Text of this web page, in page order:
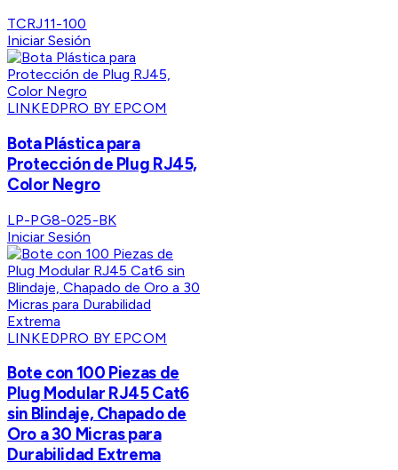
TCRJ11-100
Iniciar Sesión
LINKEDPRO BY EPCOM
Bota Plástica para
Protección de Plug RJ45,
Color Negro
LP-PG8-025-BK
Iniciar Sesión
LINKEDPRO BY EPCOM
Bote con 100 Piezas de
Plug Modular RJ45 Cat6
sin Blindaje, Chapado de
Oro a 30 Micras para
Durabilidad Extrema